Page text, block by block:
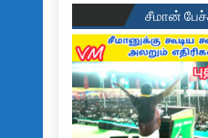
சீமான்